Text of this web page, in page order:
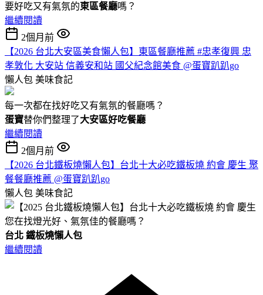
要好吃又有氣氛的東區餐廳嗎？
繼續閱讀
2個月前
【2026 台北大安區美食懶人包】東區餐廳推薦 #忠孝復興 忠
孝敦化 大安站 信義安和站 國父紀念館美食 @蛋寶趴趴go
懶人包 美味食記
每一次都在找好吃又有氣氛的餐廳嗎？
蛋寶替你們整理了大安區好吃餐廳
繼續閱讀
2個月前
【2026 台北鐵板燒懶人包】台北十大必吃鐵板燒 約會 慶生 聚
餐餐廳推薦 @蛋寶趴趴go
懶人包 美味食記
您在找燈光好、氣氛佳的餐廳嗎？
台北 鐵板燒懶人包
繼續閱讀